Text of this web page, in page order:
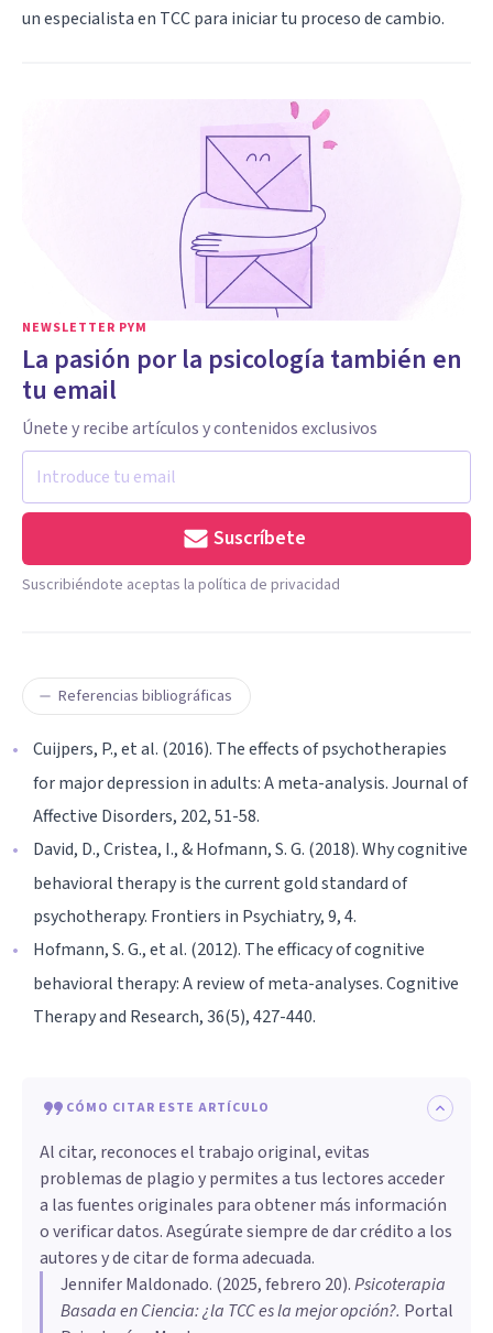
un especialista en TCC para iniciar tu proceso de cambio.
NEWSLETTER PYM
La pasión por la psicología también en
tu email
Únete y recibe artículos y contenidos exclusivos
Suscríbete
Suscribiéndote aceptas la política de privacidad
Referencias bibliográficas
Cuijpers, P., et al. (2016). The effects of psychotherapies
for major depression in adults: A meta-analysis. Journal of
Affective Disorders, 202, 51-58.
David, D., Cristea, I., & Hofmann, S. G. (2018). Why cognitive
behavioral therapy is the current gold standard of
psychotherapy. Frontiers in Psychiatry, 9, 4.
Hofmann, S. G., et al. (2012). The efficacy of cognitive
behavioral therapy: A review of meta-analyses. Cognitive
Therapy and Research, 36(5), 427-440.
CÓMO CITAR ESTE ARTÍCULO
Al citar, reconoces el trabajo original, evitas
problemas de plagio y permites a tus lectores acceder
a las fuentes originales para obtener más información
o verificar datos. Asegúrate siempre de dar crédito a los
autores y de citar de forma adecuada.
Jennifer Maldonado. (2025, febrero 20).Psicoterapia
Basada en Ciencia: ¿la TCC es la mejor opción?. Portal